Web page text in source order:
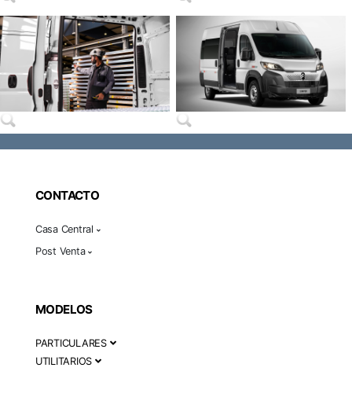
CONTACTO
Casa Central
Post Venta
MODELOS
PARTICULARES
UTILITARIOS